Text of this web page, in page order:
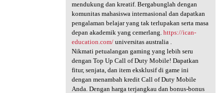
mendukung dan kreatif. Bergabunglah dengan
komunitas mahasiswa internasional dan dapatkan
pengalaman belajar yang tak terlupakan serta masa
depan akademik yang cemerlang. https://ican-
education.com/universitas australia .
Nikmati petualangan gaming yang lebih seru
dengan Top Up Call of Duty Mobile! Dapatkan
fitur, senjata, dan item eksklusif di game ini
dengan menambah kredit Call of Duty Mobile
Anda. Dengan harga terjangkau dan bonus-bonus